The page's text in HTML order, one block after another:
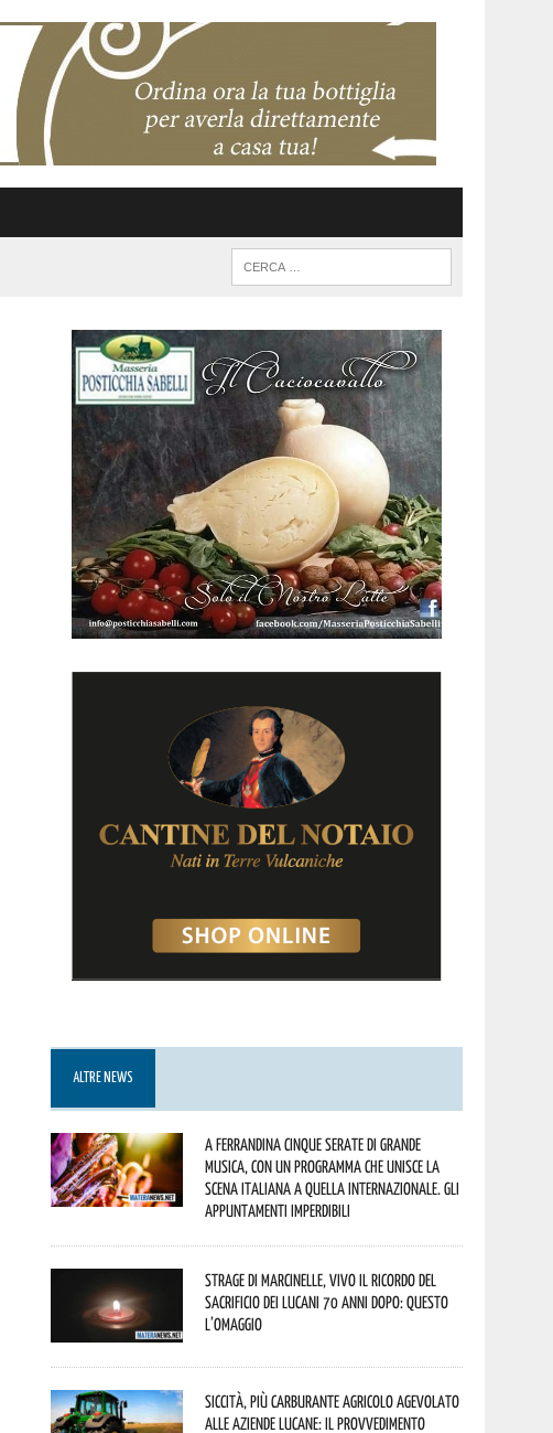
ALTRE NEWS
A Ferrandina cinque serate di grande
musica, con un programma che unisce la
scena italiana a quella internazionale. Gli
appuntamenti imperdibili
Strage di Marcinelle, vivo il ricordo del
sacrificio dei lucani 70 anni dopo: questo
l’omaggio
Siccità, più carburante agricolo agevolato
alle aziende lucane: il provvedimento